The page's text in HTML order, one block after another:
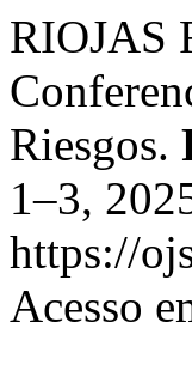
RIOJAS
Riesgos.
1–3,
https://
Acesso